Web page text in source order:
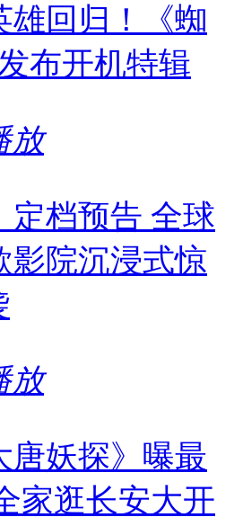
雄回归！《蜘
布开机特辑
放
定档预告 全球
影院沉浸式惊
放
唐妖探》曝最
家逛长安大开